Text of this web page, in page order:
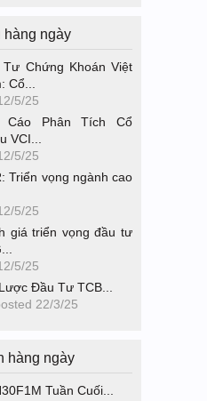
hàng ngày
Chứng Khoán Việt
Cổ...
5/25
Cáo Phân Tích Cổ
VCI...
5/25
Triển vọng ngành cao
5/25
giá triển vọng đầu tư
5/25
Đầu Tư TCB...
22/3/25
hàng ngày
Tuần Cuối...